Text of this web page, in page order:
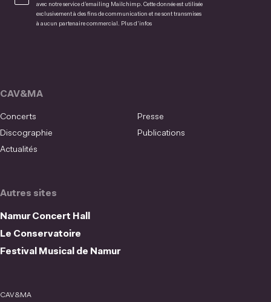
avec notre service d’emailing Mailchimp. Cette donnée est utilisée
exclusivement à des fins de communication et ne sont transmises
à aucun partenaire commercial. Plus d’infos
Autres sites
Namur Concert Hall
Le Conservatoire
Festival Musical de Namur
CAV&MA
Concerts
Presse
Discographie
Publications
Actualités
CAV&MA